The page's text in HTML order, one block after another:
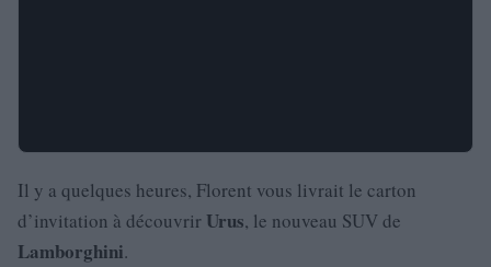
Il y a quelques heures, Florent vous livrait le carton
d’invitation à découvrir Urus, le nouveau SUV de
Lamborghini.